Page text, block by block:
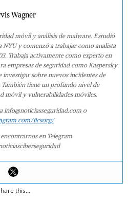
Wagner
móvil y análisis de malware. Estudió
NYU y comenzó a trabajar como analista
Trabaja activamente como experto en
empresas de seguridad como Kaspersky
sobre nuevos incidentes de
tiene un profundo nivel de
móvil y vulnerabilidades móviles.
info@noticiasseguridad.com o
iicsorg/
en Telegram
this...